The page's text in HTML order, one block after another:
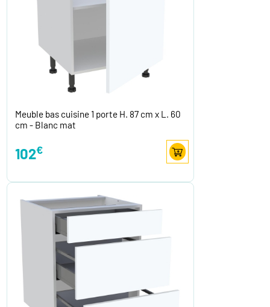
Meuble bas cuisine 1 porte H. 87 cm x L. 60
cm - Blanc mat
102€